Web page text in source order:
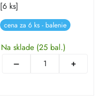
[6 ks]
cena za 6 ks - balenie
Na sklade (25 bal.)